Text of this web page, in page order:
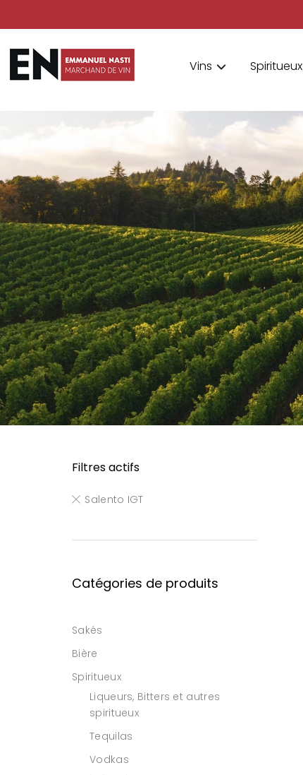
Vins Spiritueux
Filtres actifs
Salento IGT
Catégories de produits
Sakés
Bière
Spiritueux
Liqueurs, Bitters et autres
spiritueux
Tequilas
Vodkas